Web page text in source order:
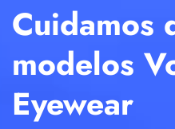
Cuidamos
modelos
Eyewear